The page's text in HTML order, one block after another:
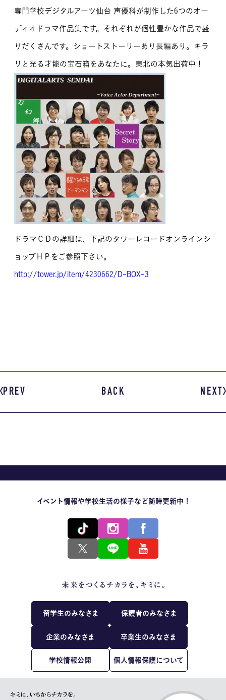
専門学校デジタルアーツ仙台 声優科が制作した6つのオー
ディオドラマ作品集です。それぞれが個性豊かな作品で盛
りだくさんです。ショートストーリーあり長編あり。キラ
リと光る才能の宝石箱をあなたに。東北の本気出荷中！
ドラマＣＤの詳細は、下記のタワーレコードオンラインシ
ョップＨＰをご参照下さい。
http://tower.jp/item/4230662/D-BOX-3
PREV BACK NEXT
イベント情報や学校生活の様子など随時更新中！
留学生のみなさま 保護者のみなさま
企業のみなさま 卒業生のみなさま
学校情報公開 個人情報保護について